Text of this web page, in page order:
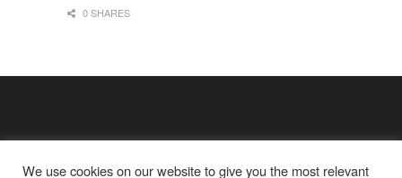
0 SHARES
We use cookies on our website to give you the most relevant